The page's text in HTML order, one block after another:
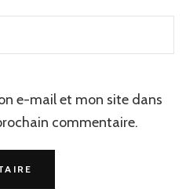
e-mail et mon site dans
commentaire.